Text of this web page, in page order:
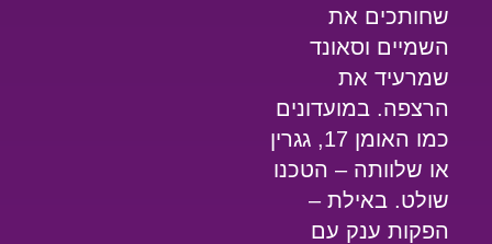
שחותכים את
השמיים וסאונד
שמרעיד את
הרצפה. במועדונים
כמו האומן 17, גגרין
או שלוותה – הטכנו
שולט. באילת –
הפקות ענק עם